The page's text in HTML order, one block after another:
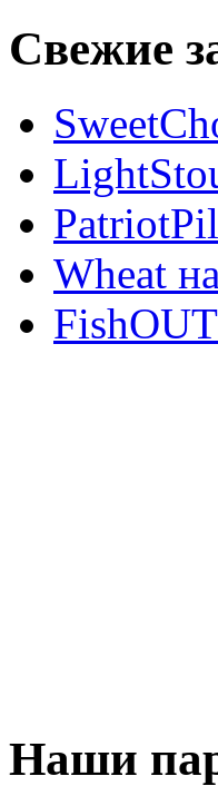
Свежие
Wheat
Наши